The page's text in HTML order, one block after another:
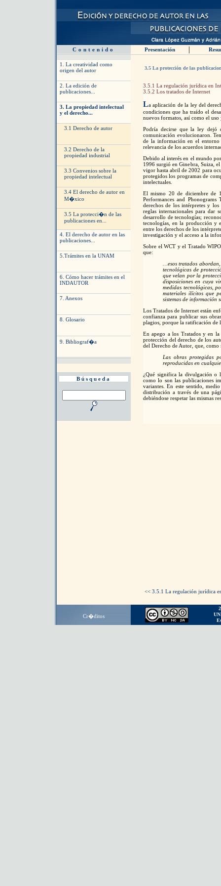
Contenido Presentación |
1. La creatividad como
origen del autor
2. La edición de
publicaciones...
3. La propiedad intelectual
y el derecho...
3.1 Derecho de autor
3.2 Derecho de la
propiedad industrial
3.3 Convenios sobre la
propiedad intelectual
3.4 El derecho de autor en
M�xico
3.5 La protecci�n de las
publicaciones en...
4. El derecho de autor en las
publicaciones...
5.Trámites en la UNAM
6. Cómo hacer trámites en el
INDAUTOR
7. Anexos
8. Glosario
9. Bibliograf�a
3.5 La protección de las
3.5.1 La regulación jurídica en
3.5.2 Los tratados de Internet
La aplicación de la ley del
condiciones que ha traído el
nuevos formatos, así como el
Podría decirse que la ley dejó
comunicación evolucionaron.
de la información en el
relevancia de los acuerdos
Debido al interés en el mundo
1996 surgió en Ginebra, Suiza,
vigor hasta abril de 2002 para
protegidos los programas de
intelectuales.
El mismo 20 de diciembre de
Performances and
derechos de los intérpretes y
reglas internacionales para dar
desarrollo de tecnologías;
tecnologías, en la producción y
entre los derechos de los
investigación y el acceso a la
Sobre el WCT y el Tratado
que:
…esos tratados
tecnológicas de
que velan por la
disposiciones en cuya
medidas tecnológicas,
materiales ilícitos que
sistemas de información
Los Tratados de Internet están
confianza para publicar sus
plagios, porque la ratificación de
En apego a los Tratados y en
protección del derecho de los
del Derecho de Autor, que, como
Las obras protegidas
reproducidas en
¿Qué significa la divulgación o
como lo son las publicaciones
variantes. En este sentido,
distribución a través de una
debiéndose respetar las mismas
Búsqueda
<< 3.5.1 La regulación jurídica
Cr�ditos